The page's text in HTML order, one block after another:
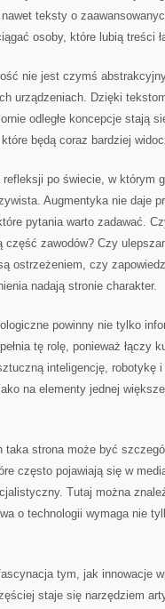
teksty o
osoby, które lubią treści
nie jest czymś
urządzeniach. Dzięki
odległe koncepcje stają
będą coraz bardziej
refleksji po świecie, w którym
Augmentyka nie daje
pytania warto zadawać.
zawodów? Czy
ostrzeżeniem, czy
nadają stronie charakter.
powinny nie tylko
tę rolę, ponieważ łączy
inteligencję, robotykę
na elementy jednej
taka strona może być
często pojawiają się w
Tutaj można
o technologii wymaga nie
tym, jak innowacje
staje się narzędziem